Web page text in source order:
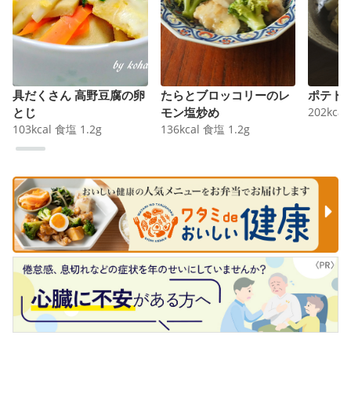
具だくさん 高野豆腐の卵
とじ
103kcal 食塩 1.2g
たらとブロッコリーのレ
モン塩炒め
136kcal 食塩 1.2g
ポテト
202kcal